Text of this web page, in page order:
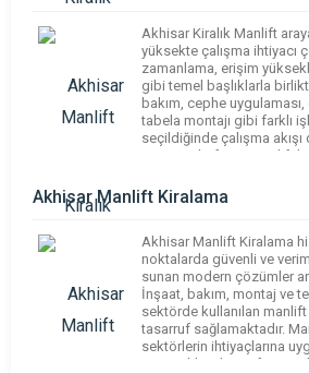
Akhisar Kiralık Manlift
yüksekte çalışma ihtiyacı
zamanlama, erişim
gibi temel başlıklarla
bakım, cephe
tabela montajı gibi farklı
seçildiğinde çalışma
Manisa Platform, Manlift
net […]
Akhisar Manlift Kiralama
Akhisar Manlift Kiralama
noktalarda güvenli ve
sunan modern çözümler
İnşaat, bakım, montaj ve
sektörde kullanılan
tasarruf sağlamaktadır.
sektörlerin ihtiyaçlarına
seçenekleriyle